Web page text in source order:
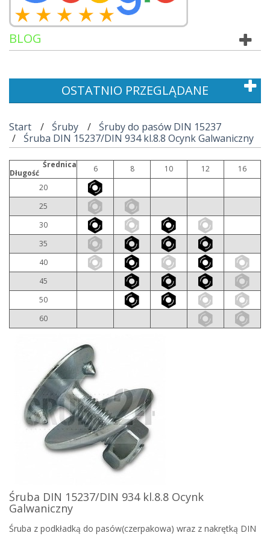
BLOG
OSTATNIO PRZEGLĄDANE
Start Śruby
Śruby do pasów DIN 15237
Śruba DIN 15237/DIN 934 kl.8.8 Ocynk Galwaniczny
Średnica
Długość
6 8 10 12
16
20
25
30
35
40
45
50
60
Śruba DIN 15237/DIN 934 kl.8.8 Ocynk
Galwaniczny
Śruba z podkładką do pasów(czerpakowa) wraz z nakrętką DIN